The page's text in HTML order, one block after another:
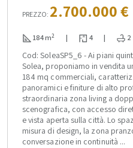
PREZZO: 2.700.000 €
184 m2 | 4 | 2
Cod: SoleaSP5_6 - Ai piani
Solea, proponiamo in vendita
184 mq commerciali,
panoramici e finiture di alto
straordinaria zona living a
scenografica, con accesso
e vista aperta sulla città. Lo
misura di design, la zona
conversazione in continuità ...